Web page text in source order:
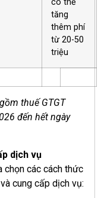
có thể
tăng
thêm phí
từ 20-50
triệu
thuế GTGT
đến hết ngày
dịch vụ
chọn các cách thức
cung cấp dịch vụ: